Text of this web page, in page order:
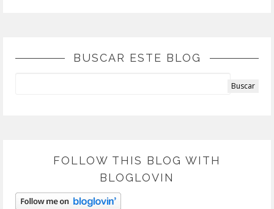
BUSCAR ESTE BLOG
FOLLOW THIS BLOG WITH
BLOGLOVIN